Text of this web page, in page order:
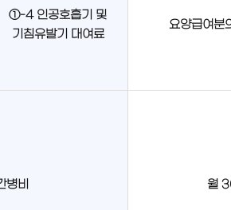
①-4 인공호흡기 및
기침유발기 대여료
요양급여분
비 월